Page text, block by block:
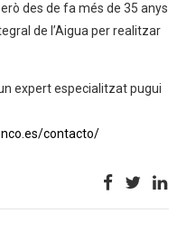
des de fa més de 35 anys
de l’Aigua per realitzar
expert especialitzat pugui
contacto/